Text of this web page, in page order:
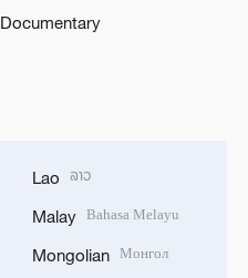
Documentary
Lao ລາວ
Malay Bahasa Melayu
Mongolian Монгол